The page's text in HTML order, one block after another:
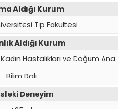
Aldığı Kurum
Tıp Fakültesi
Aldığı Kurum
Hastalıkları ve Doğum Ana
Bilim Dalı
Deneyim